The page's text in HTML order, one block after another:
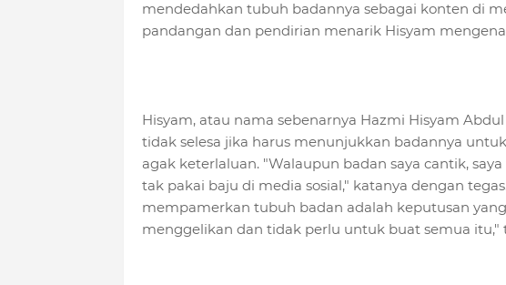
mendedahkan tubuh badannya sebagai konten di
pandangan dan pendirian menarik Hisyam
Hisyam, atau nama sebenarnya Hazmi Hisyam
tidak selesa jika harus menunjukkan badannya
agak keterlaluan. "Walaupun badan saya cantik,
tak pakai baju di media sosial," katanya dengan
mempamerkan tubuh badan adalah keputusan
menggelikan dan tidak perlu untuk buat semua itu,"